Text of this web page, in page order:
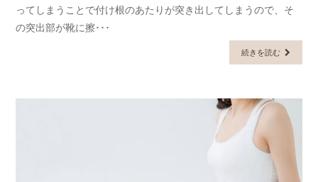
ってしまうことで付け根のあたりが突き出してしまうので、そ
の突出部が靴に擦･･･
続きを読む